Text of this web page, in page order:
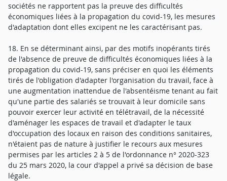
sociétés ne rapportent pas la preuve des difficultés
économiques liées à la propagation du covid-19, les mesures
d'adaptation dont elles excipent ne les caractérisant pas.
18. En se déterminant ainsi, par des motifs inopérants tirés
de l'absence de preuve de difficultés économiques liées à la
propagation du covid-19, sans préciser en quoi les éléments
tirés de l'obligation d'adapter l'organisation du travail, face à
une augmentation inattendue de l'absentéisme tenant au fait
qu'une partie des salariés se trouvait à leur domicile sans
pouvoir exercer leur activité en télétravail, de la nécessité
d'aménager les espaces de travail et d'adapter le taux
d'occupation des locaux en raison des conditions sanitaires,
n'étaient pas de nature à justifier le recours aux mesures
permises par les articles 2 à 5 de l'ordonnance n° 2020-323
du 25 mars 2020, la cour d'appel a privé sa décision de base
légale.